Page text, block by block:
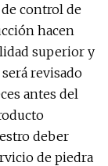
control de
hacen
superior y
revisado
antes del
deber
de piedra